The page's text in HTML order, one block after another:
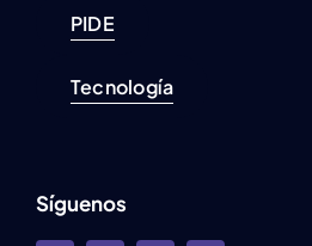
PIDE
Tecnología
Síguenos